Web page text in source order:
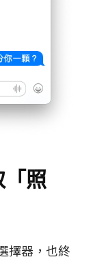
「照
擇器，也終